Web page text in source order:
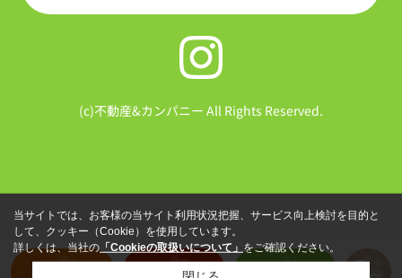
(c)不動産&カンパニー All Rights Reserved.
売却査定
当サイトでは、お客様の当サイト利用状況把握、サービス向上検討を目的と
して、クッキー（Cookie）を使用しています。
詳しくは、当社の「Cookieの取扱いについて」 をご確認ください。